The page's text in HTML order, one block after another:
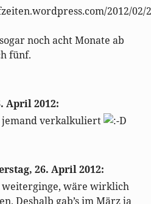
2012/02/
noch acht Monate ab
fünf.
April 2012:
jemand verkalkuliert
26. April 2012:
weiterginge, wäre wirklich
Deshalb gab’s im März ja